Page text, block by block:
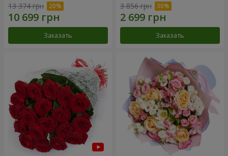
13 374 грн
Заказать
3 856 грн
Заказать